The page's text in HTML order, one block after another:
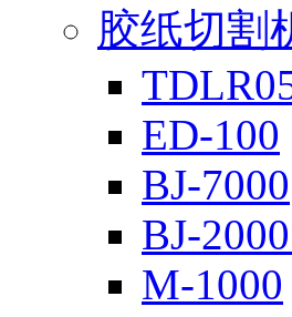
胶纸切割
ED-100
BJ-7000
BJ-
M-1000